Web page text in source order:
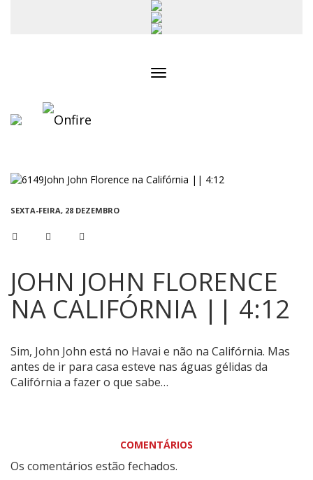
SEXTA-FEIRA, 28 DEZEMBRO
JOHN JOHN FLORENCE
NA CALIFÓRNIA || 4:12
Sim, John John está no Havai e não na Califórnia. Mas
antes de ir para casa esteve nas águas gélidas da
Califórnia a fazer o que sabe…
COMENTÁRIOS
Os comentários estão fechados.